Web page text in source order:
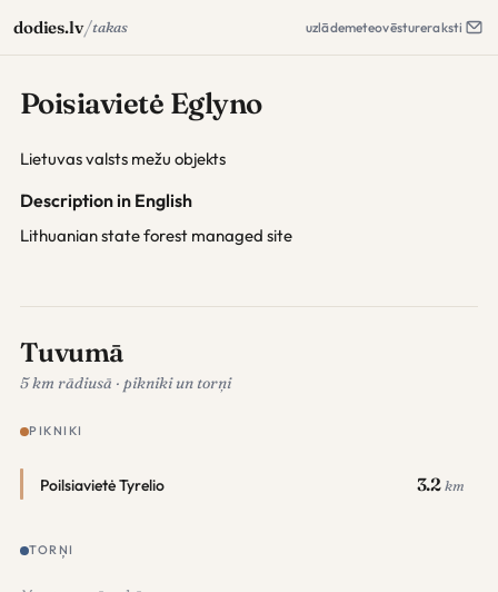
dodies.lv/takas uzlādemeteovēstureraksti
Poisiavietė Eglyno
Lietuvas valsts mežu objekts
Description in English
Lithuanian state forest managed site
Tuvumā
5 km rādiusā · pikniki un torņi
PIKNIKI
Poilsiavietė Tyrelio 3.2 km
TORŅI